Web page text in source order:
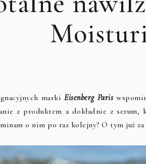
markiEisenberg Paris
z produktem a dokładnie z
o nim po raz kolejny? O tym już